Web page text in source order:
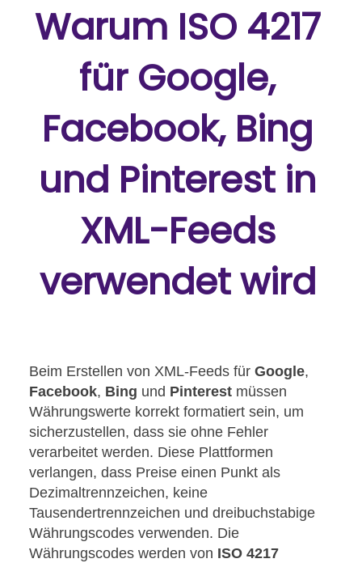
Warum ISO 4217
für Google,
Facebook, Bing
und Pinterest in
XML-Feeds
verwendet wird
Beim Erstellen von XML-Feeds für Google,
Facebook, Bing und Pinterest müssen
Währungswerte korrekt formatiert sein, um
sicherzustellen, dass sie ohne Fehler
verarbeitet werden. Diese Plattformen
verlangen, dass Preise einen Punkt als
Dezimaltrennzeichen, keine
Tausendertrennzeichen und dreibuchstabige
Währungscodes verwenden. Die
Währungscodes werden von ISO 4217